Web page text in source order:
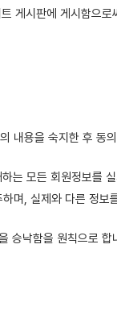
게시판에 게시함으
내용을 숙지한 후
는 모든 회원정보를
며, 실제와 다른 정
승낙함을 원칙으로